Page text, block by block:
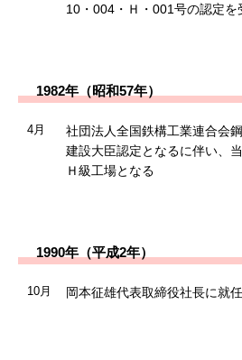
10・004・Ｈ・001号の認定を
1982年（昭和57年）
4月
社団法人全国鉄構工業連合会
建設大臣認定となるに伴い、
Ｈ級工場となる
1990年（平成2年）
10月 岡本征雄代表取締役社長に就